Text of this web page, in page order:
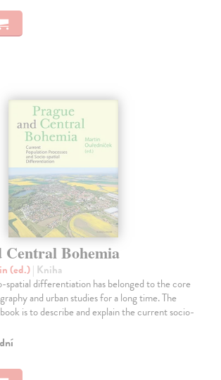
Central Bohemia
(ed.)| Kniha
spatial differentiation has belonged to the core
and urban studies for a long time. The
is to describe and explain the current socio-